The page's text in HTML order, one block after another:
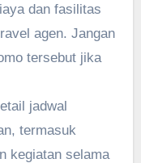
dan fasilitas
agen. Jangan
tersebut jika
jadwal
termasuk
kegiatan selama